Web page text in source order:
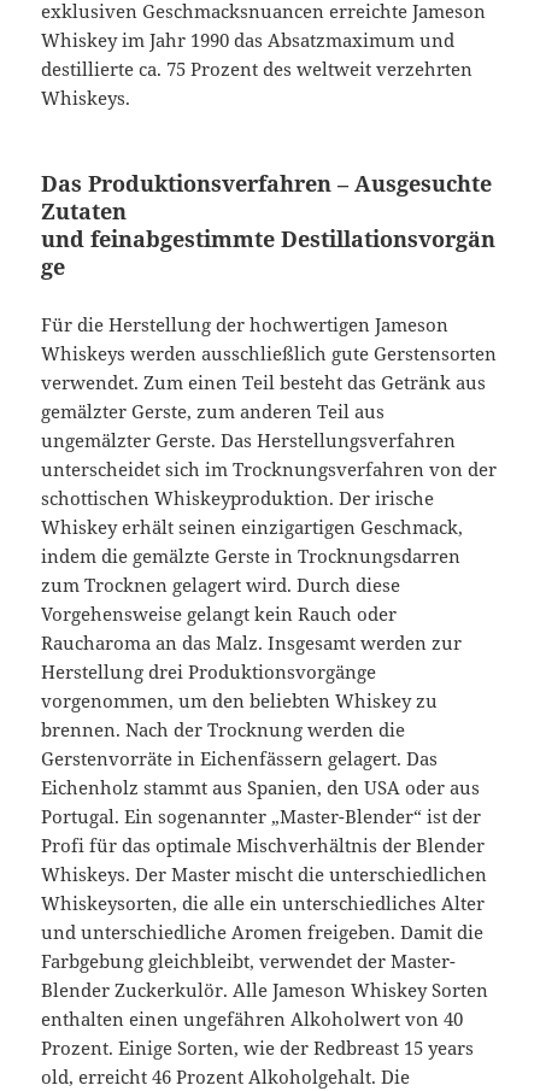
exklusiven Geschmacksnuancen erreichte Jameson
Whiskey im Jahr 1990 das Absatzmaximum und
destillierte ca. 75 Prozent des weltweit verzehrten
Whiskeys.
Das Produktionsverfahren – Ausgesuchte
Zutaten
und feinabgestimmte Destillationsvorgän
ge
Für die Herstellung der hochwertigen Jameson
Whiskeys werden ausschließlich gute Gerstensorten
verwendet. Zum einen Teil besteht das Getränk aus
gemälzter Gerste, zum anderen Teil aus
ungemälzter Gerste. Das Herstellungsverfahren
unterscheidet sich im Trocknungsverfahren von der
schottischen Whiskeyproduktion. Der irische
Whiskey erhält seinen einzigartigen Geschmack,
indem die gemälzte Gerste in Trocknungsdarren
zum Trocknen gelagert wird. Durch diese
Vorgehensweise gelangt kein Rauch oder
Raucharoma an das Malz. Insgesamt werden zur
Herstellung drei Produktionsvorgänge
vorgenommen, um den beliebten Whiskey zu
brennen. Nach der Trocknung werden die
Gerstenvorräte in Eichenfässern gelagert. Das
Eichenholz stammt aus Spanien, den USA oder aus
Portugal. Ein sogenannter „Master-Blender“ ist der
Profi für das optimale Mischverhältnis der Blender
Whiskeys. Der Master mischt die unterschiedlichen
Whiskeysorten, die alle ein unterschiedliches Alter
und unterschiedliche Aromen freigeben. Damit die
Farbgebung gleichbleibt, verwendet der Master-
Blender Zuckerkulör. Alle Jameson Whiskey Sorten
enthalten einen ungefähren Alkoholwert von 40
Prozent. Einige Sorten, wie der Redbreast 15 years
old, erreicht 46 Prozent Alkoholgehalt. Die